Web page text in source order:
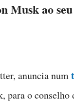
Musk ao
anuncia num
para o